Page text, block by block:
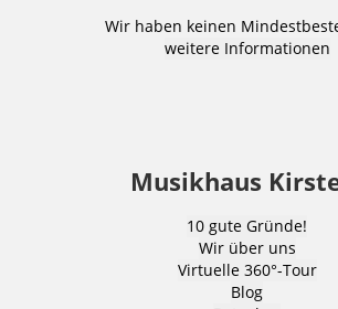
Wir haben keinen
weitere Informationen
Musikhaus
10 gute Gründe!
Wir über uns
Virtuelle 360°-Tour
Blog